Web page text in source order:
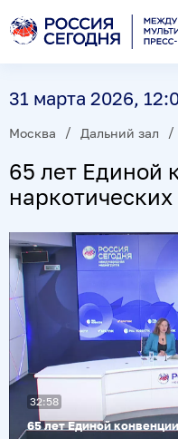
31 марта 2026,
Москва Дальний зал
65 лет Единой
65 лет Единой
32:58